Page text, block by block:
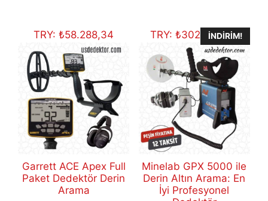
TRY:₺58.288,34
Garrett ACE Apex Full
Paket Dedektör Derin
Arama
TRY: ₺302.989,39
İNDIRIM!
Minelab GPX 5000 ile
Derin Altın Arama: En
İyi Profesyonel